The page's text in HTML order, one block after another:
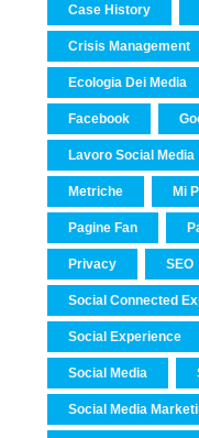
Case History
Crisis Management
Ecologia Dei Media
Facebook
Lavoro Social Media
Metriche Mi
Pagine Fan
Privacy SEO
Social Connected
Social Experience
Social Media
Social Media